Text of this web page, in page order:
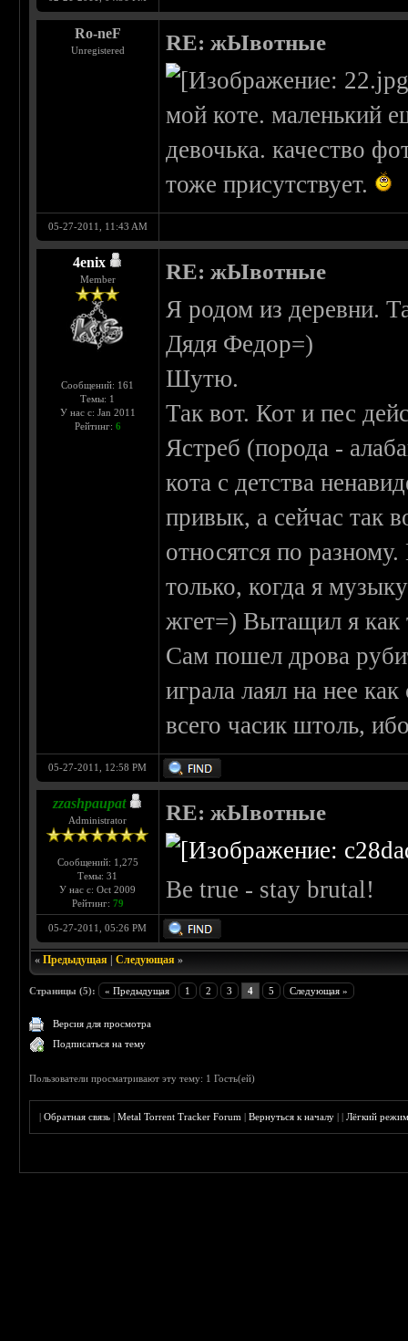
Ro-neF
Unregistered RE: жЫвотные
мой коте. маленький
девочька. качество
тоже присутствует.
05-27-2011, 11:43 AM
4enix
Member
Сообщений: 161
Темы: 1
У нас с: Jan 2011
Рейтинг: 6
RE: жЫвотные
Я родом из деревни.
Дядя Федор=)
Шутю.
Так вот. Кот и пес
Ястреб (порода -
кота с детства
привык, а сейчас так
относятся по
только, когда я
жгет=) Вытащил я как
Сам пошел дрова
играла лаял на нее
всего часик штоль,
05-27-2011, 12:58 PM
zzashpaupat
Administrator
Сообщений: 1,275
Темы: 31
У нас с: Oct 2009
Рейтинг: 79
RE: жЫвотные
Be true - stay brutal!
05-27-2011, 05:26 PM
«Предыдущая |Следующая »
Страницы (5): « Предыдущая 1 2 3 4 5 Следующая »
Версия для просмотра
Подписаться на тему
Пользователи просматривают эту тему: 1 Гость(ей)
|Обратная связь |Metal Torrent Tracker Forum |Вернуться к началу ||Лёгкий